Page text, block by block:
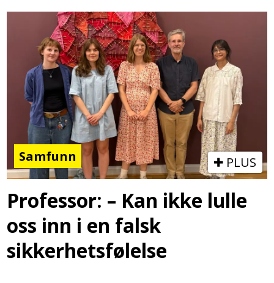
Samfunn PLUS
Professor: – Kan ikke lulle
oss inn i en falsk
sikkerhetsfølelse